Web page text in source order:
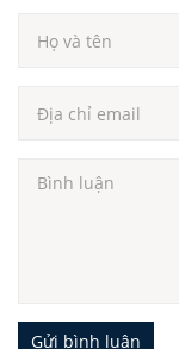
Gửi bình luận